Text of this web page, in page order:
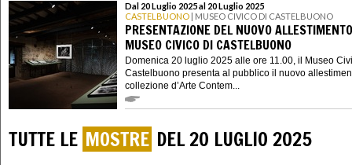
Dal 20 Luglio 2025 al 20 Luglio 2025
CASTELBUONO | MUSEO CIVICO DI CASTELBUONO
PRESENTAZIONE DEL NUOVO
MUSEO CIVICO DI CASTELBUONO
Domenica 20 luglio 2025 alle ore 11.00, il Museo
Castelbuono presenta al pubblico il nuovo
collezione d’Arte Contem...
TUTTE LE MOSTRE DEL 20 LUGLIO 2025